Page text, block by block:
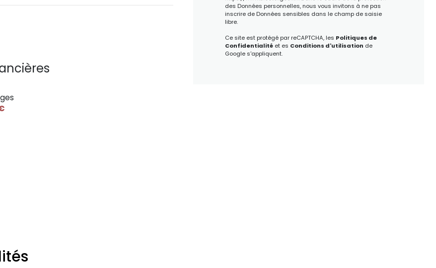
des Données personnelles, nous vous invitons à ne pas
inscrire de Données sensibles dans le champ de saisie
libre.
Ce site est protégé par reCAPTCHA, les Politiques de
Confidentialitéet es Conditions d'utilisation de
Google s'appliquent.